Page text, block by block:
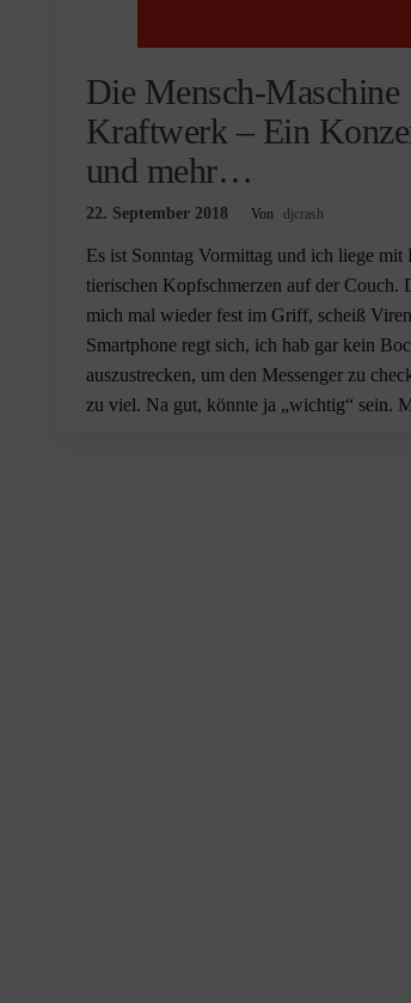
Die Mensch-Maschine
Kraftwerk – Ein
und mehr…
22. September 2018 Von djcrash
Es ist Sonntag Vormittag und ich liege mit
tierischen Kopfschmerzen auf der Couch.
mich mal wieder fest im Griff, scheiß
Smartphone regt sich, ich hab gar kein
auszustrecken, um den Messenger zu
zu viel. Na gut, könnte ja „wichtig“ sein.